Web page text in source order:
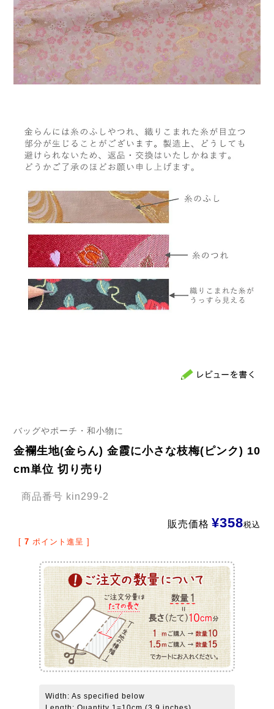
バッグやポーチ・和小物に
金襴生地(金らん) 金霞に小さな枝梅(ピンク) 10
cm単位 切り売り
商品番号 kin299-2
販売価格 ¥358税込
[ 7 ポイント進呈 ]
Width: As specified below